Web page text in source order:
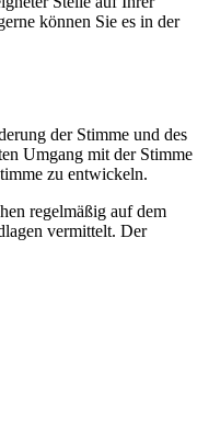
können Sie es in der
der Stimme und des
Umgang mit der Stimme
zu entwickeln.
regelmäßig auf dem
vermittelt. Der